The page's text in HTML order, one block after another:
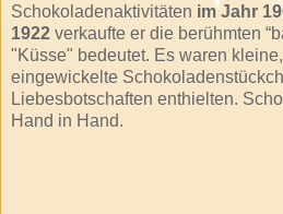
Schokoladenaktivitäten im Jahr
1922 verkaufte er die berühmten
"Küsse" bedeutet. Es waren
eingewickelte
Liebesbotschaften enthielten.
Hand in Hand.